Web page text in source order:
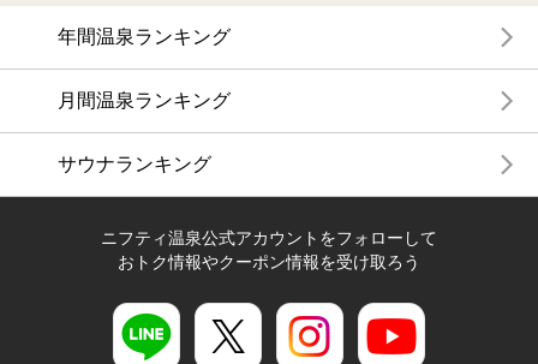
年間温泉ランキング
月間温泉ランキング
サウナランキング
ニフティ温泉公式アカウントをフォローして
おトク情報やクーポン情報を受け取ろう